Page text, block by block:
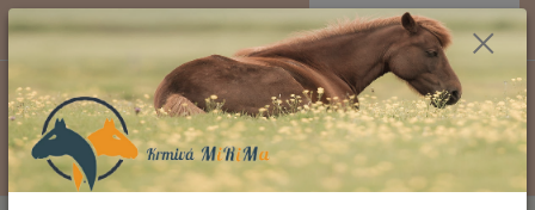
Menu
0ks
za0 €